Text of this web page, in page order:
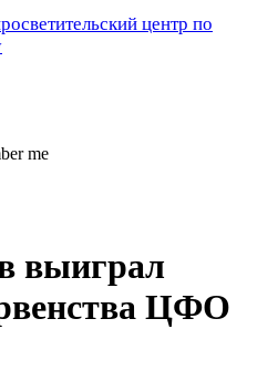
центр по
me
выиграл
ЦФО